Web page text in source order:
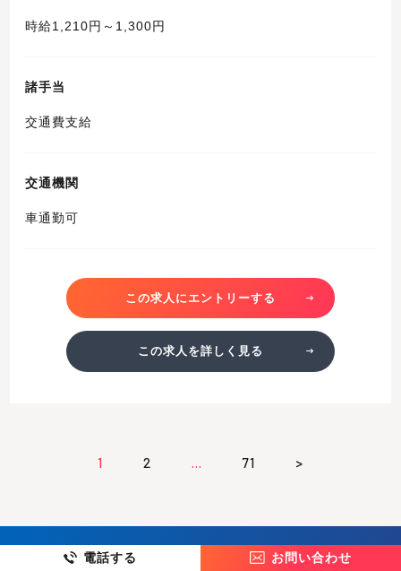
時給1,210円～1,300円
諸手当
交通費支給
交通機関
車通勤可
この求人にエントリーする
この求人を詳しく見る
1 2 … 71 >
電話する お問い合わせ